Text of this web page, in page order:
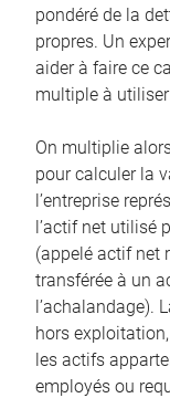
pondéré de la
propres. Un
aider à faire ce
multiple à utiliser
On multiplie
pour calculer la
l’entreprise
l’actif net utilisé
(appelé actif net
transférée à un
l’achalandage).
hors
les actifs
employés ou